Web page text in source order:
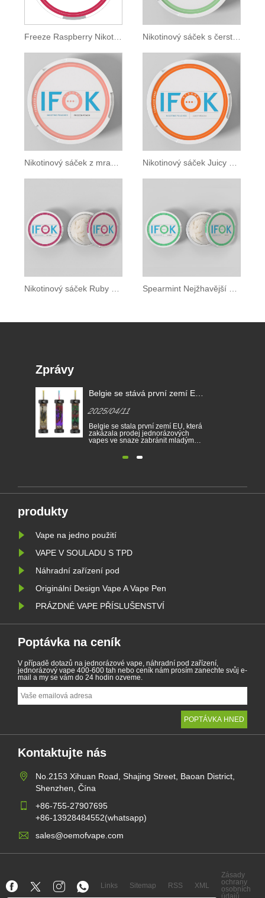
Freeze Raspberry Nikotine Sáček Nikotinový sáček s čerstvou mátou
Nikotinový sáček z mražené broskve Nikotinový sáček Juicy Peach
Zprávy
Zákony o elektronických
2025/04/11
Elektronické cigarety se staly
oblíbeným produktem, který pomáhá
spotřebitelům snížit kouření nebo
ilustruje zákony a předpisy
produkty
Vape na jedno použití
VAPE V SOULADU S TPD
Náhradní zařízení pod
Originální Design Vape A Vape Pen
PRÁZDNÉ VAPE PŘÍSLUŠENSTVÍ
Poptávka na ceník
V případě dotazů na jednorázové vape, náhradní pod zařízení,
jednorázový vape 400-600 tah nebo ceník nám prosím zanechte svůj e-
mail a my se vám do 24 hodin ozveme.
Kontaktujte nás
No.2153 Xihuan Road, Shajing Street, Baoan District,
Shenzhen, Čína
+86-755-27907695
+86-13928484552(whatsapp)
sales@oemofvape.com
Links Sitemap RSS XML
Zásady
ochrany
osobních